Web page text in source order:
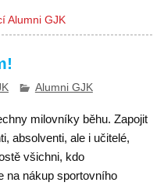
Alumni GJK
Alumni GJK
milovníky běhu. Zapojit
absolventi, ale i učitelé,
všichni, kdo
na nákup sportovního